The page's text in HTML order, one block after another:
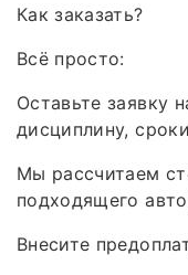
Как заказать?
Всё просто:
Оставьте заявку
дисциплину,
Мы рассчитаем
подходящего
Внесите